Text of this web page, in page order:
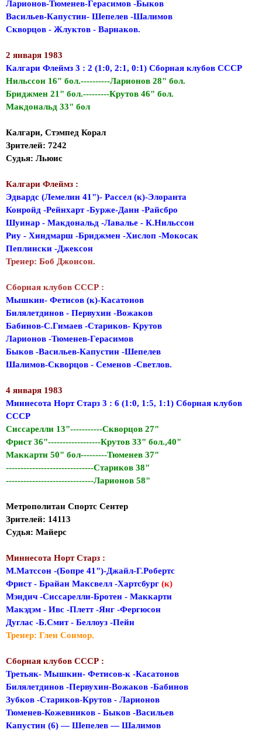
Ларионов-Тюменев-Герасимов -Быков
Васильев-Капустин- Шепелев -Шалимов
Скворцов - Жлуктов - Варнаков.
2 января 1983
Калгари Флеймз 3 : 2 (1:0, 2:1, 0:1) Сборная клубов СССР
Нильссон 16" бол.----------Ларионов 28" бол.
Бриджмен 21" бол.---------Крутов 46" бол.
Макдональд 33" бол
Калгари, Стэмпед Корал
Зрителей: 7242
Судья: Льюис
Калгари Флеймз :
Эдвардс (Лемелин 41")- Рассел (к)-Элоранта
Конройд -Рейнхарт -Бурже-Данн -Райсбро
Шуинар - Макдональд -Лавалье - К.Нильссон
Риу - Хиндмарш -Бриджмен -Хислоп -Мокосак
Пеплински -Джексон
Тренер: Боб Джонсон.
Сборная клубов СССР :
Мышкин- Фетисов (к)-Касатонов
Билялетдинов - Первухин -Вожаков
Бабинов-С.Гимаев -Стариков- Крутов
Ларионов -Тюменев-Герасимов
Быков -Васильев-Капустин -Шепелев
Шалимов-Скворцов - Семенов -Светлов.
4 января 1983
Миннесота Норт Старз 3 : 6 (1:0, 1:5, 1:1) Сборная клубов
СССР
Сиссарелли 13"-----------Скворцов 27"
Фрист 36"------------------Крутов 33" бол.,40"
Маккарти 50" бол---------Тюменев 37"
------------------------------Стариков 38"
------------------------------Ларионов 58"
Метрополитан Спортс Сентер
Зрителей: 14113
Судья: Майерс
Миннесота Норт Старз :
М.Матссон -(Бопре 41")-Джайл-Г.Робертс
Фрист - Брайан Максвелл -Хартсбург (к)
Мэндич -Сиссарелли-Бротен - Маккарти
Макэдэм - Ивс -Плетт -Янг -Фергюсон
Дуглас -Б.Смит - Беллоуз -Пейн
Тренер: Глен Сонмор.
Сборная клубов СССР :
Третьяк- Мышкин- Фетисов-к -Касатонов
Билялетдинов -Первухин-Вожаков -Бабинов
Зубков -Стариков-Крутов - Ларионов
Тюменев-Кожевников - Быков -Васильев
Капустин (6) — Шепелев — Шалимов